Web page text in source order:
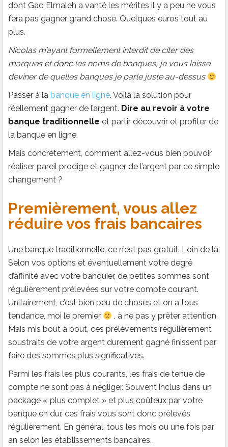
dont Gad Elmaleh a vanté les mérites il y a peu ne vous
fera pas gagner grand chose. Quelques euros tout au
plus.
Nicolas m’ayant formellement interdit de citer des
marques et donc les noms de banques, je vous laisse
deviner de quelles banques je parle juste au-dessus
Passer à la banque en ligne. Voilà la solution pour
réellement gagner de l’argent. Dire au revoir à votre
banque traditionnelle et partir découvrir et profiter de
la banque en ligne.
Mais concrètement, comment allez-vous bien pouvoir
réaliser pareil prodige et gagner de l’argent par ce simple
changement ?
Premièrement, vous allez
réduire vos frais bancaires
Une banque traditionnelle, ce n’est pas gratuit. Loin de là.
Selon vos options et éventuellement votre degré
d’affinité avec votre banquier, de petites sommes sont
régulièrement prélevées sur votre compte courant.
Unitairement, c’est bien peu de choses et on a tous
tendance, moi le premier
, à ne pas y prêter attention.
Mais mis bout à bout, ces prélèvements régulièrement
soustraits de votre argent durement gagné finissent par
faire des sommes plus significatives.
Parmi les frais les plus courants, les frais de tenue de
compte ne sont pas à négliger. Souvent inclus dans un
package « plus complet » et plus coûteux par votre
banque en dur, ces frais vous sont donc prélevés
régulièrement. En général, tous les mois ou une fois par
an selon les établissements bancaires.